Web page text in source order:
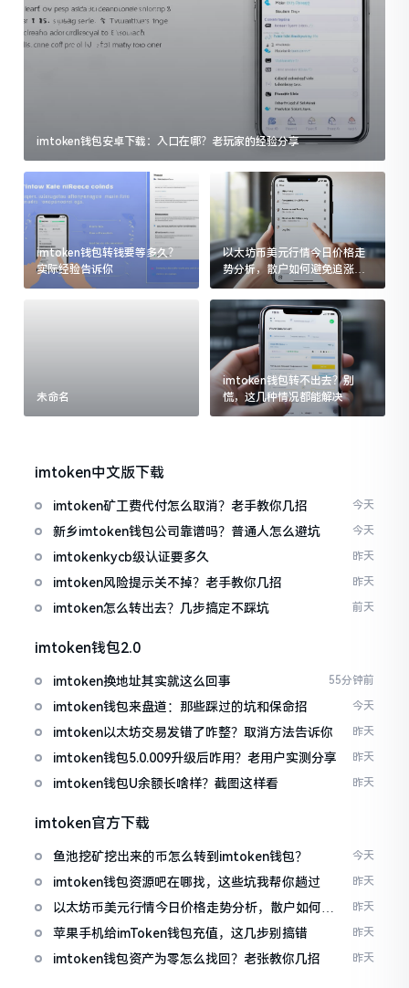
imtoken钱包安卓下载：入口在哪？老玩家的经验分享
imtoken钱包转钱要等多久？
实际经验告诉你
以太坊币美元行情今日价格走
势分析，散户如何避免追涨杀
跌被套牢
未命名
imtoken钱包转不出去？别
慌，这几种情况都能解决
imtoken中文版下载
imtoken矿工费代付怎么取消？老手教你几招 今天
新乡imtoken钱包公司靠谱吗？普通人怎么避坑 今天
imtokenkycb级认证要多久 昨天
imtoken风险提示关不掉？老手教你几招 昨天
imtoken怎么转出去？几步搞定不踩坑 前天
imtoken钱包2.0
imtoken换地址其实就这么回事 55分钟前
imtoken钱包来盘道：那些踩过的坑和保命招 今天
imtoken以太坊交易发错了咋整？取消方法告诉你 昨天
imtoken钱包5.0.009升级后咋用？老用户实测分享 昨天
imtoken钱包U余额长啥样？截图这样看 昨天
imtoken官方下载
鱼池挖矿挖出来的币怎么转到imtoken钱包？ 今天
imtoken钱包资源吧在哪找，这些坑我帮你趟过 昨天
以太坊币美元行情今日价格走势分析，散户如何避
免追涨杀跌被套牢
昨天
苹果手机给imToken钱包充值，这几步别搞错 昨天
imtoken钱包资产为零怎么找回？老张教你几招 昨天